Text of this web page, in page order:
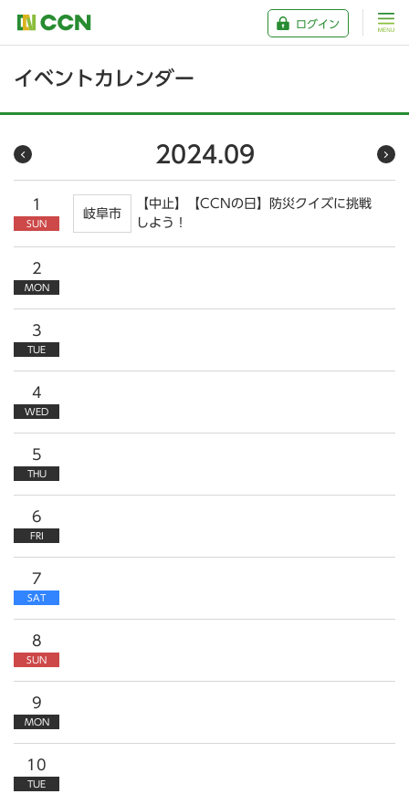
ログイン
イベントカレンダー
2024.09
1
SUN
岐阜市
【中止】【CCNの日】防災クイズに挑戦
しよう！
2
MON
3
TUE
4
WED
5
THU
6
FRI
7
SAT
8
SUN
9
MON
10
TUE